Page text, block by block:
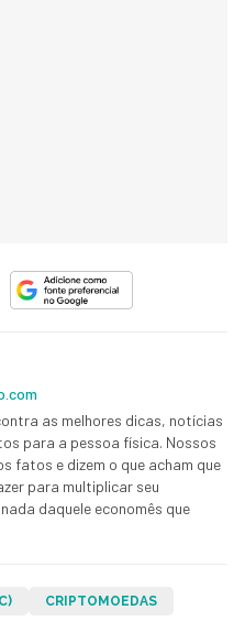
as melhores dicas, notícias
para a pessoa física. Nossos
fatos e dizem o que acham que
para multiplicar seu
daquele economês que
CRIPTOMOEDAS